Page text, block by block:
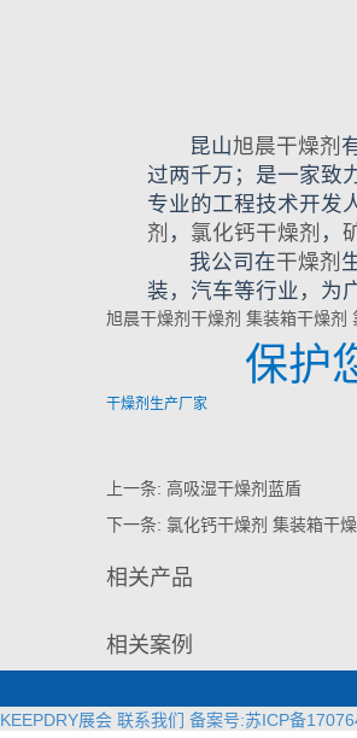
昆山旭晨干燥剂
过两千万；是一家致
专业的工程技术开发
剂 ， 氯化钙干燥剂 ，
我公司在干燥剂
装，汽车等行业，为
旭晨干燥剂干燥剂 集装箱干燥剂
保护
干燥剂生产厂家
上一条: 高吸湿干燥剂蓝盾
下一条: 氯化钙干燥剂 集装箱干
相关产品
相关案例
KEEPDRY展会 联系我们 备案号:苏ICP备